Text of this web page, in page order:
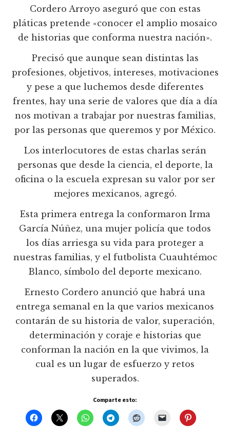
Cordero Arroyo aseguró que con estas
pláticas pretende «conocer el amplio mosaico
de historias que conforma nuestra nación».
Precisó que aunque sean distintas las
profesiones, objetivos, intereses, motivaciones
y pese a que luchemos desde diferentes
frentes, hay una serie de valores que día a día
nos motivan a trabajar por nuestras familias,
por las personas que queremos y por México.
Los interlocutores de estas charlas serán
personas que desde la ciencia, el deporte, la
oficina o la escuela expresan su valor por ser
mejores mexicanos, agregó.
Esta primera entrega la conformaron Irma
García Núñez, una mujer policía que todos
los días arriesga su vida para proteger a
nuestras familias, y el futbolista Cuauhtémoc
Blanco, símbolo del deporte mexicano.
Ernesto Cordero anunció que habrá una
entrega semanal en la que varios mexicanos
contarán de su historia de valor, superación,
determinación y coraje e historias que
conforman la nación en la que vivimos, la
cual es un lugar de esfuerzo y retos
superados.
Comparte esto: